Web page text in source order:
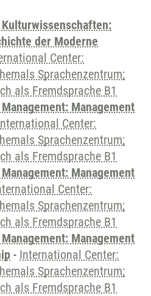
der Moderne
Center:
Sprachenzentrum;
als Fremdsprache B1
Management
Center:
Sprachenzentrum;
als Fremdsprache B1
Management
Center:
Sprachenzentrum;
als Fremdsprache B1
Management
- International Center:
Sprachenzentrum;
als Fremdsprache B1